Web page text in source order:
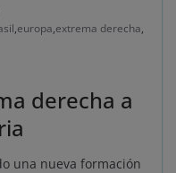
,europa,extrema derecha,
derecha a
una nueva formación